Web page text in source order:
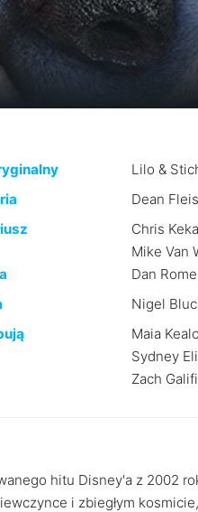
Lilo &
Dean
Chris
Mike Van
Dan
Nigel
Maia
Sydney
Zach
hitu Disney'a z 2002
i zbiegłym